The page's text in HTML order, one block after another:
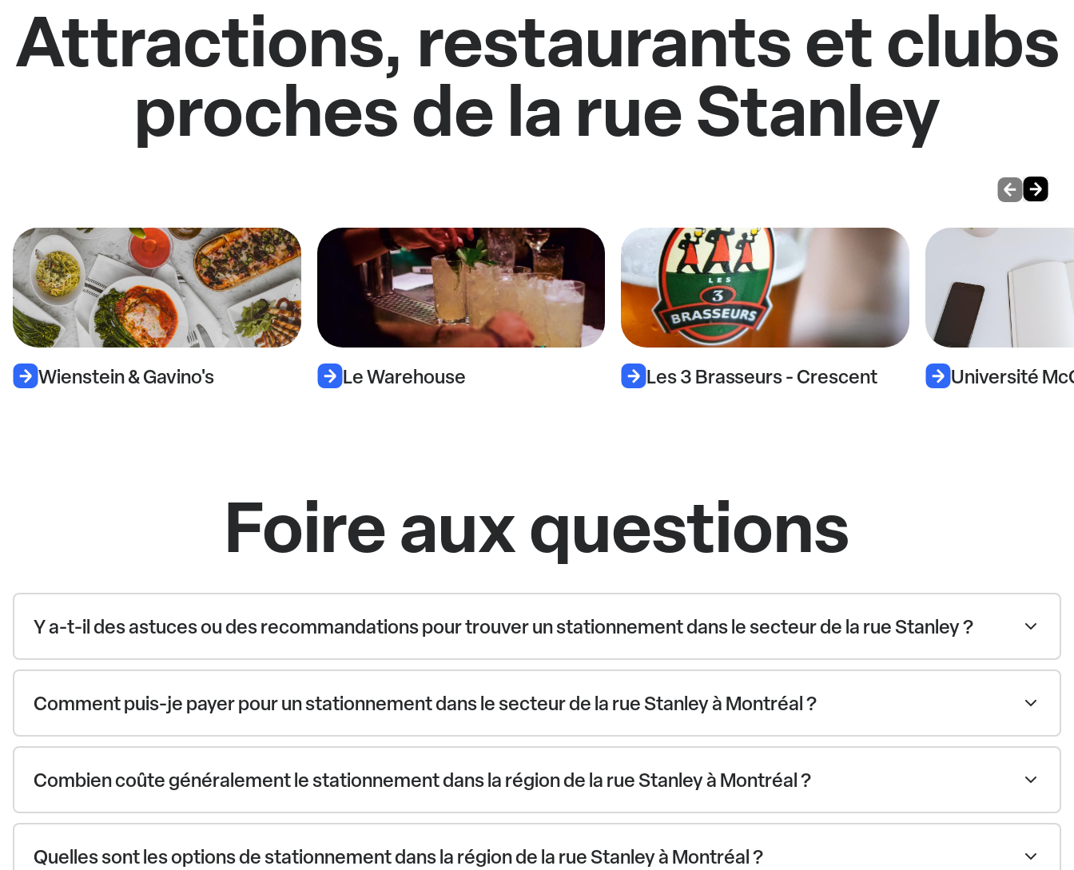
Attractions, restaurants et clubs
proches de la rue Stanley
Wienstein & Gavino's Le Warehouse Les 3 Brasseurs - Crescent Université
Foire aux questions
Y a-t-il des astuces ou des recommandations pour trouver un stationnement dans le secteur de la rue Stanley ?
Comment puis-je payer pour un stationnement dans le secteur de la rue Stanley à Montréal ?
Combien coûte généralement le stationnement dans la région de la rue Stanley à Montréal ?
Quelles sont les options de stationnement dans la région de la rue Stanley à Montréal ?